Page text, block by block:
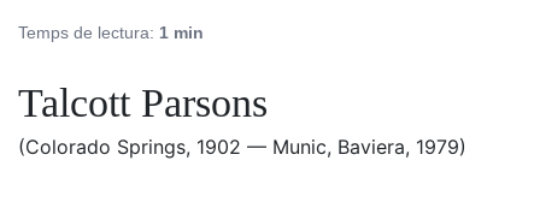
Temps de lectura: 1 min
Talcott Parsons
(Colorado Springs, 1902 — Munic, Baviera, 1979)